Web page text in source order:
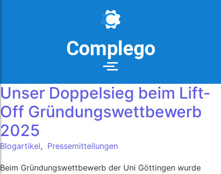
Complego
Datenschutzerklärung
Unser Doppelsieg beim Lift-
Off Gründungswettbewerb
2025
Blogartikel, Pressemitteilungen
Beim Gründungswettbewerb der Uni Göttingen wurde